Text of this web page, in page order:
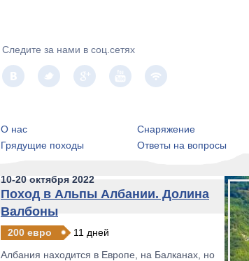
Следите за нами в соц.сетях
О нас
Снаряжение
Грядущие походы
Ответы на вопросы
10-20 октября 2022
Поход в Альпы Албании. Долина
Валбоны
200 евро
11 дней
Албания находится в Европе, на Балканах, но